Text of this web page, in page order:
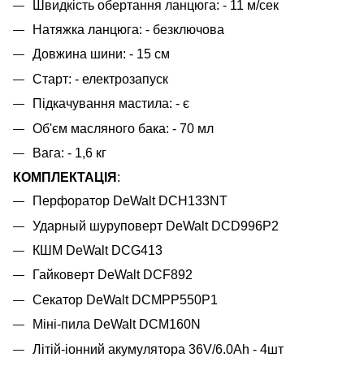
Швидкість обертання ланцюга: - 11 м/сек
Натяжка ланцюга: - безключова
Довжина шини: - 15 см
Старт: - електрозапуск
Підкачування мастила: - є
Об'єм масляного бака: - 70 мл
Вага: - 1,6 кг
КОМПЛЕКТАЦІЯ :
Перфоратор DeWalt DCH133NT
Ударный шуруповерт DeWalt DCD996Р2
КШМ DeWalt DCG413
Гайковерт DeWalt DCF892
Секатор DeWalt DCMPP550P1
Міні-пила DeWalt DCM160N
Літій-іонний акумулятора 36V/6.0Ah - 4шт